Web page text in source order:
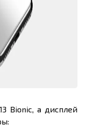
Bionic, а дисплей